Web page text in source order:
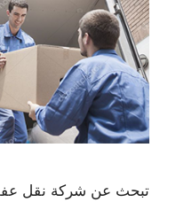
تبحث عن شركة نقل